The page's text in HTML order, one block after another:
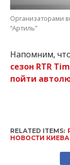
Организаторами
“Артиль”
Напомним,
сезон RTR
пойти
RELATED ITEMS:
НОВОСТИ КИЕВА